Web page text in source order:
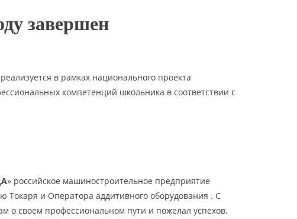
завершен
в рамках национального проекта
компетенций школьника в соответствии с
» российское машиностроительное предприятие
и Оператора аддитивного оборудования . С
о своем профессиональном пути и пожелал успехов.